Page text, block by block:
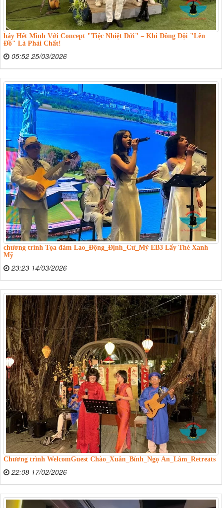
háy Hết Mình Với Concept "Tiệc Nhiệt Đới" – Khi Đồng Đội "Lên
Đồ" Là Phải Chất!
05:52 25/03/2026
chương trình Tọa đàm Lao_Động_Định_Cư_Mỹ EB3 Lấy Thẻ Xanh
Mỹ
23:23 14/03/2026
Chương trình WelcomGuest Chào_Xuân_Bính_Ngọ An_Lâm_Retreats
22:08 17/02/2026